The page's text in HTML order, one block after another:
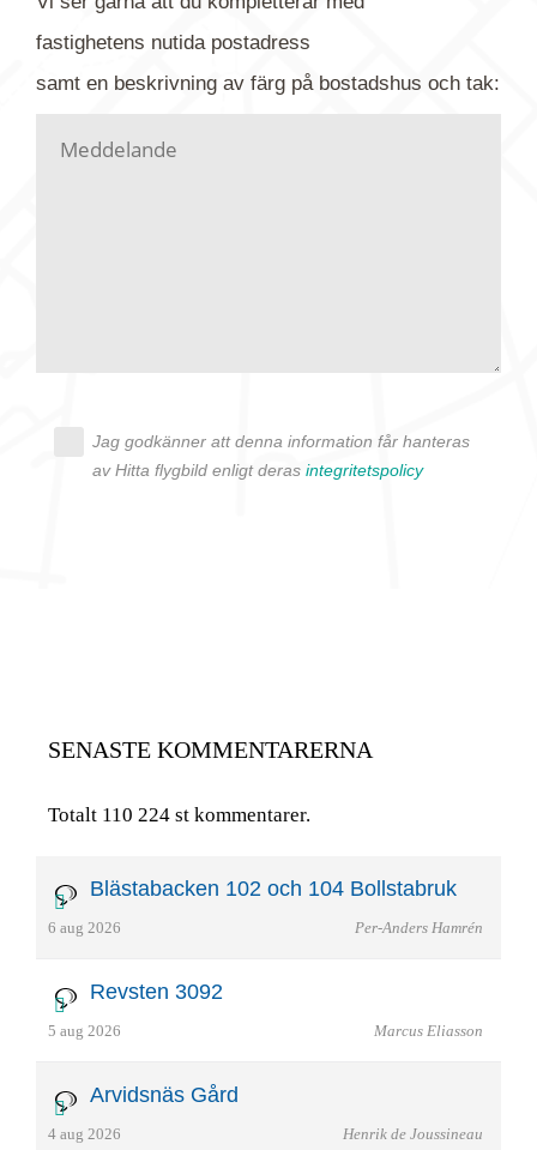
kontaktar dig så fort vi kan, givetvis utan
fastighetens nutidapostadress
samt en beskrivning av färg på bostadshus och tak:
Jag godkänner att denna information får hanteras
av Hitta flygbild enligt deras integritetspolicy
SENASTE KOMMENTARERNA
Totalt 110 224 st kommentarer.
Blästabacken 102 och 104 Bollstabruk
6 aug 2026 Per-Anders Hamrén
Revsten 3092
5 aug 2026 Marcus Eliasson
Arvidsnäs Gård
4 aug 2026 Henrik de Joussineau